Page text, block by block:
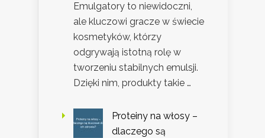
Emulgatory to niewidoczni,
ale kluczowi gracze w świecie
kosmetyków, którzy
odgrywają istotną rolę w
tworzeniu stabilnych emulsji.
Dzięki nim, produkty takie …
Proteiny na włosy –
dlaczego są